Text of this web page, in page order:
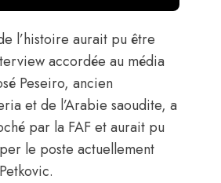
l’histoire aurait pu être
accordée au média
Peseiro, ancien
et de l’Arabie saoudite, a
par la FAF et aurait pu
le poste actuellement